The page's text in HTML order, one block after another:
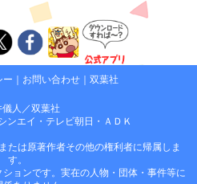
ー お問い合わせ 双葉社
人／双葉社
ンエイ・テレビ朝日・ＡＤＫ
たは原著作者その他の権利者に帰属しま
す。
ョンです。実在の人物・団体・事件等に